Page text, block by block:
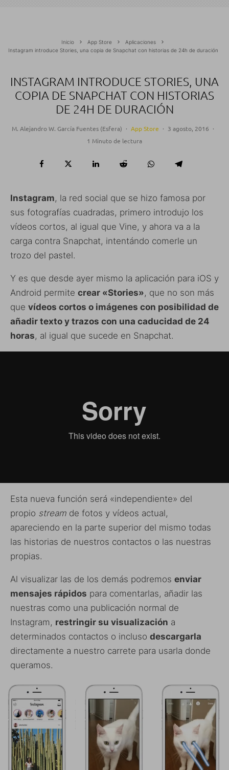
Inicio App Store
Aplicaciones
Instagram introduce Stories, una copia de Snapchat con historias de 24h de duración
INSTAGRAM INTRODUCE STORIES, UNA
COPIA DE SNAPCHAT CON HISTORIAS
DE 24H DE DURACIÓN
M. Alejandro W. García Fuentes (Esfera) · App Store · 3 agosto, 2016 ·
1 Minuto de lectura
Instagram, la red social que se hizo famosa por
sus fotografías cuadradas, primero introdujo los
vídeos cortos, al igual que Vine, y ahora va a la
carga contra Snapchat, intentándo comerle un
trozo del pastel.
Y es que desde ayer mismo la aplicación para iOS y
Android permite crear «Stories», que no son más
que vídeos cortos o imágenes con posibilidad de
añadir texto y trazos con una caducidad de 24
horas, al igual que sucede en Snapchat.
Esta nueva función será «independiente» del
propio stream de fotos y vídeos actual,
apareciendo en la parte superior del mismo todas
las historias de nuestros contactos o las nuestras
propias.
Al visualizar las de los demás podremos enviar
mensajes rápidos para comentarlas, añadir las
nuestras como una publicación normal de
Instagram, restringir su visualización a
determinados contactos o incluso descargarla
directamente a nuestro carrete para usarla donde
queramos.